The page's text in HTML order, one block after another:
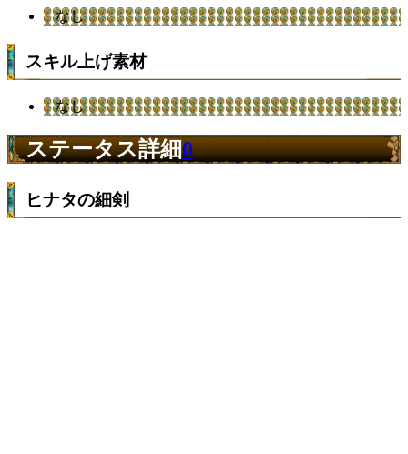
なし
スキル上げ素材
なし
ステータス詳細0
ヒナタの細剣